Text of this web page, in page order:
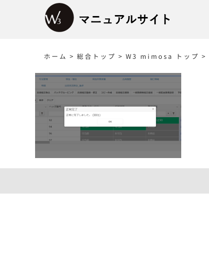
ホーム > 総合トップ > W3 mimosa トップ >